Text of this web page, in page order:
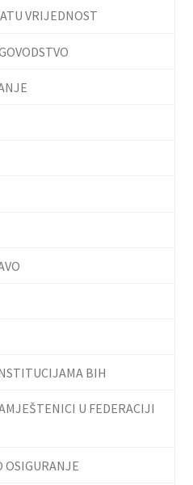
VRIJEDNOST
BIH
U FEDERACIJI
OSIGURANJE